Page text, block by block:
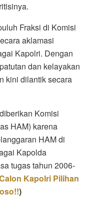
Fraksi di Komisi
aklamasi
Kapolri. Dengan
dan kelayakan
kini dilantik secara
Komisi
HAM) karena
HAM di
Kapolda
tugas tahun 2006-
Kapolri Pilihan
)